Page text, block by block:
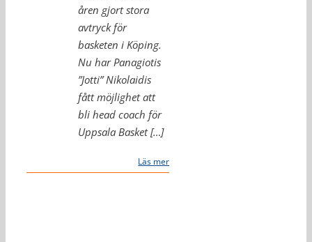
åren gjort stora
avtryck för
basketen i Köping.
Nu har Panagiotis
”Jotti” Nikolaidis
fått möjlighet att
bli head coach för
Uppsala Basket […]
Läs mer